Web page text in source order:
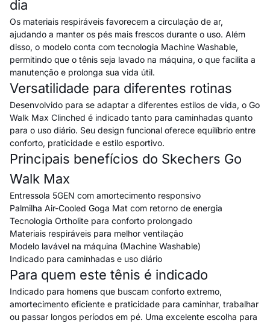
dia
Os materiais respiráveis favorecem a circulação de ar,
ajudando a manter os pés mais frescos durante o uso. Além
disso, o modelo conta com tecnologia Machine Washable,
permitindo que o tênis seja lavado na máquina, o que facilita a
manutenção e prolonga sua vida útil.
Versatilidade para diferentes rotinas
Desenvolvido para se adaptar a diferentes estilos de vida, o Go
Walk Max Clinched é indicado tanto para caminhadas quanto
para o uso diário. Seu design funcional oferece equilíbrio entre
conforto, praticidade e estilo esportivo.
Principais benefícios do Skechers Go
Walk Max
Entressola 5GEN com amortecimento responsivo
Palmilha Air-Cooled Goga Mat com retorno de energia
Tecnologia Ortholite para conforto prolongado
Materiais respiráveis para melhor ventilação
Modelo lavável na máquina (Machine Washable)
Indicado para caminhadas e uso diário
Para quem este tênis é indicado
Indicado para homens que buscam conforto extremo,
amortecimento eficiente e praticidade para caminhar, trabalhar
ou passar longos períodos em pé. Uma excelente escolha para